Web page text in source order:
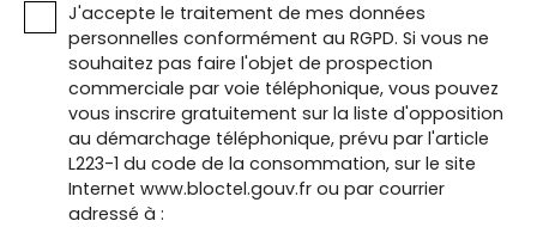
J'accepte le traitement de mes données
personnelles conformément au RGPD. Si vous ne
souhaitez pas faire l'objet de prospection
commerciale par voie téléphonique, vous pouvez
vous inscrire gratuitement sur la liste d'opposition
au démarchage téléphonique, prévu par l'article
L223-1 du code de la consommation, sur le site
Internet www.bloctel.gouv.fr ou par courrier
adressé à :